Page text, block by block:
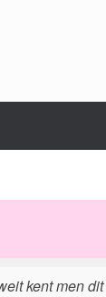
kent men dit